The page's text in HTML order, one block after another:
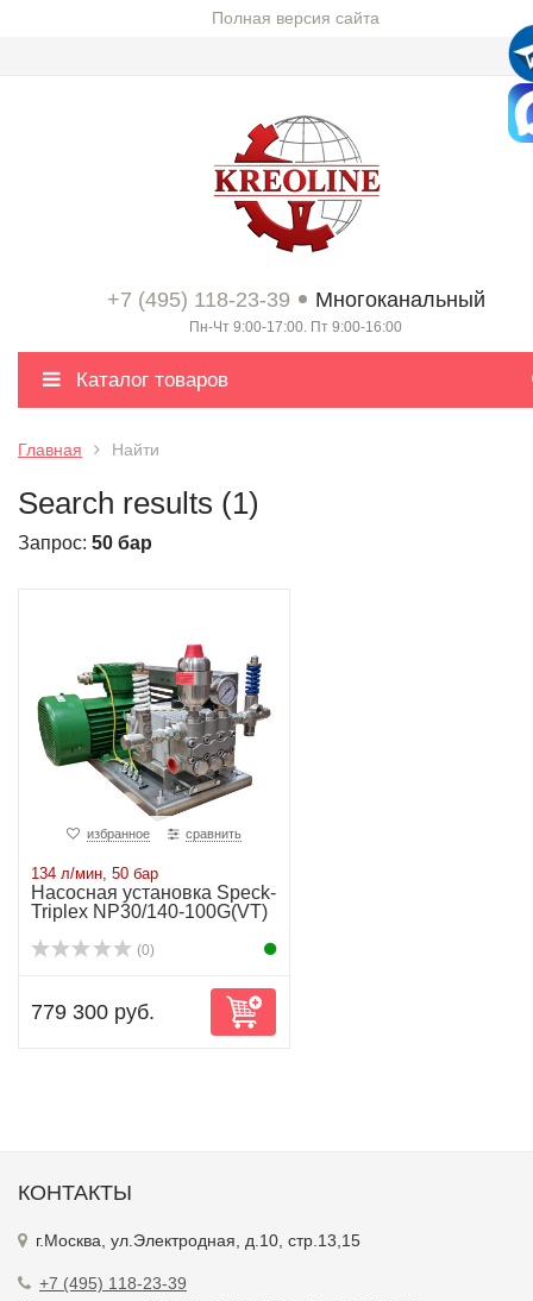
Полная версия сайта
+7 (495) 118-23-39 Многоканальный
Пн-Чт 9:00-17:00. Пт 9:00-16:00
Каталог товаров
Главная Найти
Search results (1)
Запрос: 50 бар
избранное сравнить
134 л/мин, 50 бар
Насосная установка Speсk-
Triplex NP30/140-100G(VT)
(0)
779 300 руб.
КОНТАКТЫ
г.Москва, ул.Электродная, д.10, стр.13,15
+7 (495) 118-23-39